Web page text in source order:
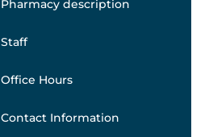
Pharmacy description
Staff
Office Hours
Contact Information